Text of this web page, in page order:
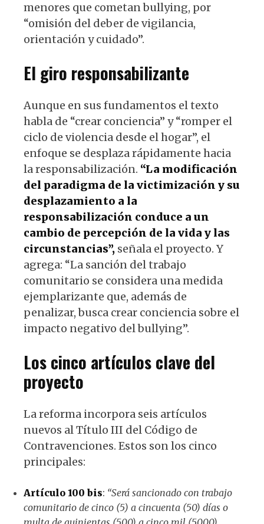
menores que cometan bullying, por
“omisión del deber de vigilancia,
orientación y cuidado”.
El giro responsabilizante
Aunque en sus fundamentos el texto
habla de “crear conciencia” y “romper el
ciclo de violencia desde el hogar”, el
enfoque se desplaza rápidamente hacia
la responsabilización. “La modificación
del paradigma de la victimización y su
desplazamiento a la
responsabilización conduce a un
cambio de percepción de la vida y las
circunstancias”, señala el proyecto. Y
agrega: “La sanción del trabajo
comunitario se considera una medida
ejemplarizante que, además de
penalizar, busca crear conciencia sobre el
impacto negativo del bullying”.
Los cinco artículos clave del
proyecto
La reforma incorpora seis artículos
nuevos al Título III del Código de
Contravenciones. Estos son los cinco
principales:
Artículo 100 bis: “Será sancionado con trabajo
comunitario de cinco (5) a cincuenta (50) días o